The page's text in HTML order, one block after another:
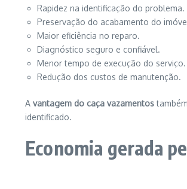
Rapidez na identificação do problema.
Preservação do acabamento do
Maior eficiência no reparo.
Diagnóstico seguro e confiável.
Menor tempo de execução do serviço.
Redução dos custos de manutenção.
A vantagem do caça vazamentos
identificado.
Economia gerada